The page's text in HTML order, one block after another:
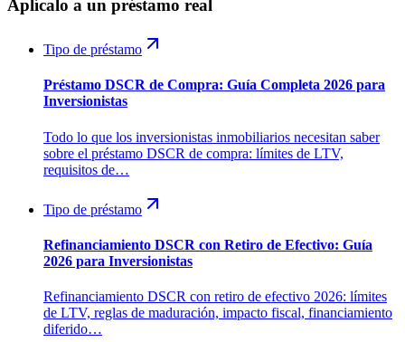
Aplícalo a un préstamo real
Tipo de préstamo
Préstamo DSCR de Compra: Guía Completa 2026 para
Inversionistas
Todo lo que los inversionistas inmobiliarios necesitan saber
sobre el préstamo DSCR de compra: límites de LTV,
requisitos de…
Tipo de préstamo
Refinanciamiento DSCR con Retiro de Efectivo: Guía
2026 para Inversionistas
Refinanciamiento DSCR con retiro de efectivo 2026: límites
de LTV, reglas de maduración, impacto fiscal, financiamiento
diferido…